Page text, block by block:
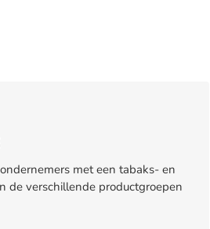
met een tabaks- en
de verschillende productgroepen